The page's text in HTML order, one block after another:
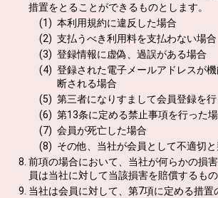
措置をとることができるものとします。
本利用規約に違反した場合
支払うべき利用料を支払わない場合
登録情報に虚偽、過誤がある場合
登録された電子メールアドレスが
断される場合
第三者になりすまして会員登録を
第13条に定める禁止事項を行った
会員が死亡した場合
その他、当社が会員として不適切
前項の場合において、当社が何らかの損
員は当社に対して当該損害を賠償するもの
当社は会員に対して、第7項に定める措置